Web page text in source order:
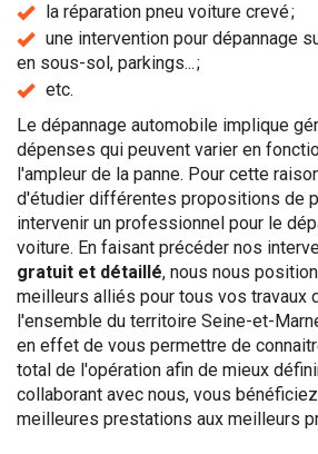
la réparation pneu voiture crevé ;
une intervention pour dépannage
en sous-sol, parkings... ;
etc.
Le dépannage automobile implique
dépenses qui peuvent varier en
l'ampleur de la panne. Pour cette
d'étudier différentes propositions de
intervenir un professionnel pour le
voiture. En faisant précéder nos
gratuit et détaillé, nous nous
meilleurs alliés pour tous vos travaux
l'ensemble du territoire Seine-et-
en effet de vous permettre de
total de l'opération afin de mieux
collaborant avec nous, vous
meilleures prestations aux meilleurs